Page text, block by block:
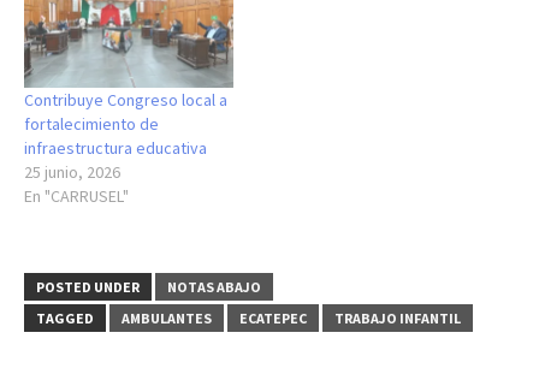
Contribuye Congreso local a
fortalecimiento de
infraestructura educativa
25 junio, 2026
En "CARRUSEL"
POSTED UNDER
NOTAS ABAJO
TAGGED
AMBULANTES ECATEPEC TRABAJO INFANTIL